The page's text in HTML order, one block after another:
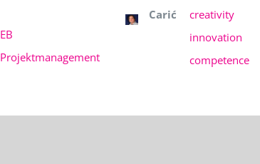
EB
Projektmanagement
Carić
creativity
innovation
competence